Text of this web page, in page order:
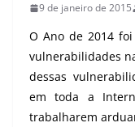
9 de janeiro de 2015
O Ano de 2014
vulnerabilidades
dessas
em toda a
trabalharem